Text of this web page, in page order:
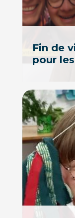
Fin de
pour